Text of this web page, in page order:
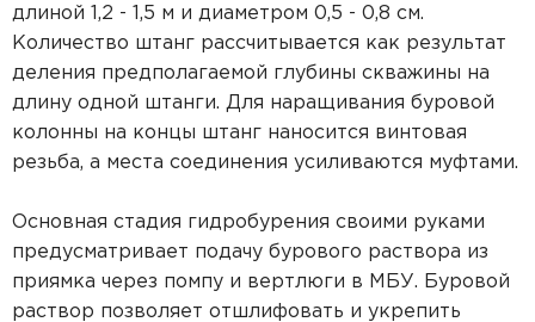
длиной 1,2 - 1,5 м и диаметром 0,5 - 0,8 см.
Количество штанг рассчитывается как результат
деления предполагаемой глубины скважины на
длину одной штанги. Для наращивания буровой
колонны на концы штанг наносится винтовая
резьба, а места соединения усиливаются муфтами.
Основная стадия гидробурения своими руками
предусматривает подачу бурового раствора из
приямка через помпу и вертлюги в МБУ. Буровой
раствор позволяет отшлифовать и укрепить